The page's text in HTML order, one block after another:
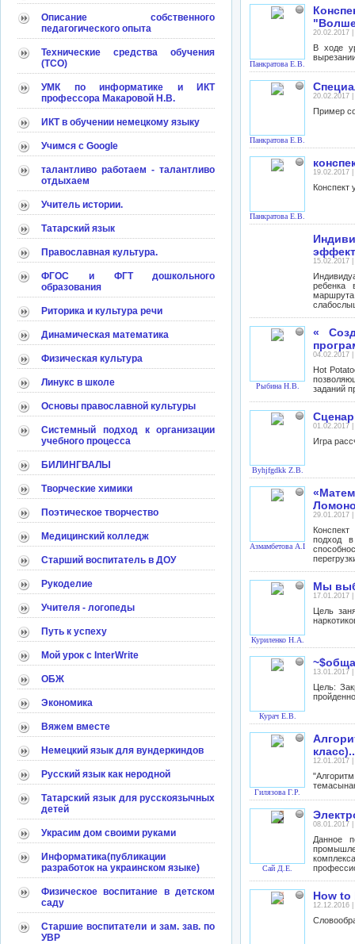
Описание собственного
педагогического опыта
Технические средства обучения
(ТСО)
УМК по информатике и ИКТ
профессора Макаровой Н.В.
ИКТ в обучении немецкому языку
Учимся с Google
талантливо работаем - талантливо
отдыхаем
Учитель истории.
Татарский язык
Православная культура.
ФГОС и ФГТ дошкольного
образования
Риторика и культура речи
Динамическая математика
Физическая культура
Линукс в школе
Основы православной культуры
Системный подход к организации
учебного процесса
БИЛИНГВАЛЫ
Творческие химики
Поэтическое творчество
Медицинский колледж
Старший воспитатель в ДОУ
Рукоделие
Учителя - логопеды
Путь к успеху
Мой урок с InterWrite
ОБЖ
Экономика
Вяжем вместе
Немецкий язык для вундеркиндов
Русский язык как неродной
Татарский язык для русскоязычных
детей
Украсим дом своими руками
Информатика(публикации
разработок на украинском языке)
Физическое воспитание в детском
саду
Старшие воспитатели и зам. зав. по
УВР
Панкратова Е.В.
20.02.2017
В ходе
Панкратова Е.В.
20.02.2017
Пример
Панкратова Е.В.
19.02.2017
Конспект
15.02.2017
ребенка
маршрута
Рыбина Н.В.
«
04.02.2017
Hot
заданий
Byhjfgdkk Z.B.
01.02.2017
Игра
Азмамбетова А.Ш.
29.01.2017
подход
Куриленко Н.А.
Мы
17.01.2017
Цель
Курач Е.В.
13.01.2017
Цель:
Гилязова Г.Р.
класс)..
12.01.2017
Сай Д.Е.
08.01.2017
Данное
How
12.12.2016